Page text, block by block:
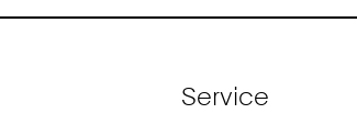
Service